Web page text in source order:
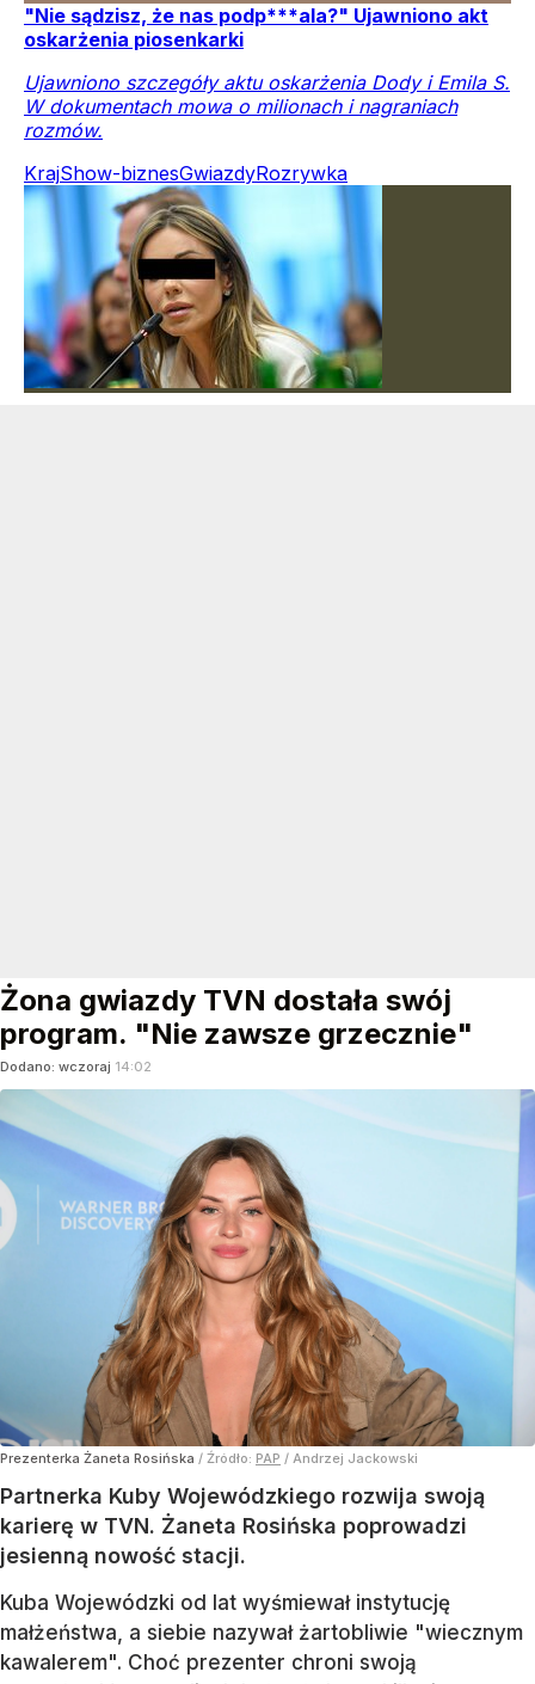
"Nie sądzisz, że nas podp***ala?" Ujawniono akt
oskarżenia piosenkarki
Ujawniono szczegóły aktu oskarżenia Dody i Emila S.
W dokumentach mowa o milionach i nagraniach
rozmów.
KrajShow-biznesGwiazdyRozrywka
Żona gwiazdy TVN dostała swój
program. "Nie zawsze grzecznie"
Dodano: wczoraj 14:02
Prezenterka Żaneta Rosińska / Źródło: PAP / Andrzej Jackowski
Partnerka Kuby Wojewódzkiego rozwija swoją
karierę w TVN. Żaneta Rosińska poprowadzi
jesienną nowość stacji.
Kuba Wojewódzki od lat wyśmiewał instytucję
małżeństwa, a siebie nazywał żartobliwie "wiecznym
kawalerem". Choć prezenter chroni swoją